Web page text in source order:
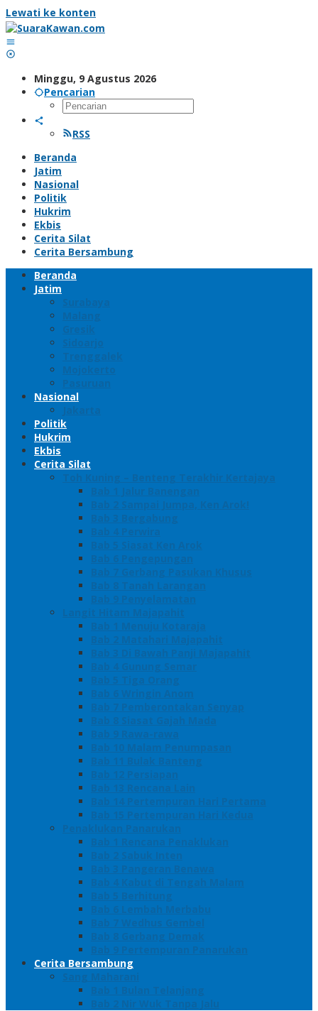
Lewati ke konten
Minggu, 9 Agustus 2026
Pencarian
RSS
Beranda
Jatim
Nasional
Politik
Hukrim
Ekbis
Cerita Silat
Cerita Bersambung
Beranda
Jatim
Surabaya
Malang
Gresik
Sidoarjo
Trenggalek
Mojokerto
Pasuruan
Nasional
Jakarta
Politik
Hukrim
Ekbis
Cerita Silat
Toh Kuning – Benteng Terakhir Kertajaya
Bab 1 Jalur Banengan
Bab 2 Sampai Jumpa, Ken Arok!
Bab 3 Bergabung
Bab 4 Perwira
Bab 5 Siasat Ken Arok
Bab 6 Pengepungan
Bab 7 Gerbang Pasukan Khusus
Bab 8 Tanah Larangan
Bab 9 Penyelamatan
Langit Hitam Majapahit
Bab 1 Menuju Kotaraja
Bab 2 Matahari Majapahit
Bab 3 Di Bawah Panji Majapahit
Bab 4 Gunung Semar
Bab 5 Tiga Orang
Bab 6 Wringin Anom
Bab 7 Pemberontakan Senyap
Bab 8 Siasat Gajah Mada
Bab 9 Rawa-rawa
Bab 10 Malam Penumpasan
Bab 11 Bulak Banteng
Bab 12 Persiapan
Bab 13 Rencana Lain
Bab 14 Pertempuran Hari Pertama
Bab 15 Pertempuran Hari Kedua
Penaklukan Panarukan
Bab 1 Rencana Penaklukan
Bab 2 Sabuk Inten
Bab 3 Pangeran Benawa
Bab 4 Kabut di Tengah Malam
Bab 5 Berhitung
Bab 6 Lembah Merbabu
Bab 7 Wedhus Gembel
Bab 8 Gerbang Demak
Bab 9 Pertempuran Panarukan
Cerita Bersambung
Sang Maharani
Bab 1 Bulan Telanjang
Bab 2 Nir Wuk Tanpa Jalu